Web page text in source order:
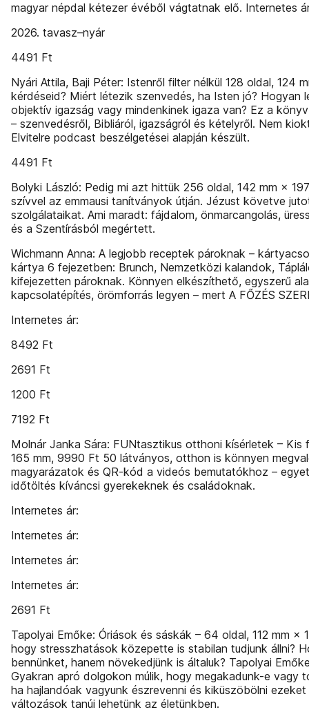
magyar népdal kétezer évéből vágtatnak elő. Internetes
2026. tavasz–nyár
4491 Ft
Nyári Attila, Baji Péter: Istenről filter nélkül 128 oldal, 124
kérdéseid? Miért létezik szenvedés, ha Isten jó?
objektív igazság vagy mindenkinek igaza van? Ez a
– szenvedésről, Bibliáról, igazságról és kételyről. Nem
Elvitelre podcast beszélgetései alapján készült.
4491 Ft
Bolyki László: Pedig mi azt hittük 256 oldal, 142 mm ×
szívvel az emmausi tanítványok útján. Jézust követve
szolgálataikat. Ami maradt: fájdalom, önmarcangolás,
és a Szentírásból megértett.
Wichmann Anna: A legjobb receptek pároknak –
kártya 6 fejezetben: Brunch, Nemzetközi kalandok,
kifejezetten pároknak. Könnyen elkészíthető, egyszerű
kapcsolatépítés, örömforrás legyen – mert A FŐZÉS
Internetes ár:
8492 Ft
2691 Ft
1200 Ft
7192 Ft
Molnár Janka Sára: FUNtasztikus otthoni kísérletek –
165 mm, 9990 Ft 50 látványos, otthon is könnyen
magyarázatok és QR-kód a videós bemutatókhoz –
időtöltés kíváncsi gyerekeknek és családoknak.
Internetes ár:
Internetes ár:
Internetes ár:
Internetes ár:
2691 Ft
Tapolyai Emőke: Óriások és sáskák – 64 oldal, 112 mm
hogy stressz­hatások közepette is stabilan tudjunk állni?
bennünket, hanem növekedjünk is általuk? Tapolyai
Gyakran apró dolgokon múlik, hogy megakadunk-e vagy
ha hajlandóak vagyunk észrevenni és kiküszöbölni
változások tanúi lehetünk az életünkben.